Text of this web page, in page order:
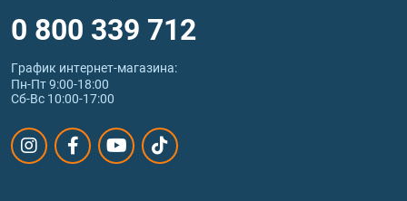
0 800 339 712
График интернет‑магазина:
Пн-Пт 9:00-18:00
Сб-Вс 10:00-17:00